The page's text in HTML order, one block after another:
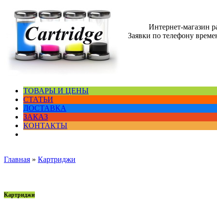
Интернет-магазин
Заявки по телефону
ТОВАРЫ И ЦЕНЫ
СТАТЬИ
ДОСТАВКА
ЗАКАЗ
КОНТАКТЫ
Главная » Картриджи
Картриджи